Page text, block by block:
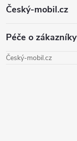
p
Český-mobil.cz
Péče o zákazníky
Český-mobil.cz